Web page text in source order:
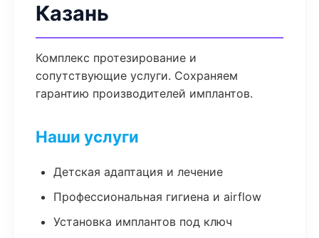
Казань
Комплекс протезирование и
сопутствующие услуги. Сохраняем
гарантию производителей имплантов.
Наши услуги
Детская адаптация и лечение
Профессиональная гигиена и airflow
Установка имплантов под ключ